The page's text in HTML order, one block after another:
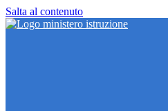
Salta al contenuto